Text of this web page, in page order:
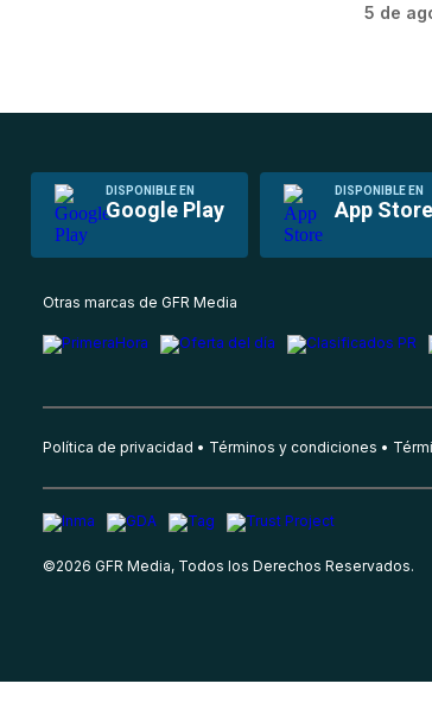
5 de
DISPONIBLE EN
Google Play
DISPONIBLE EN
App Store
Otras marcas de GFR Media
Política de privacidad Términos y condiciones
©2026 GFR Media, Todos los Derechos Reservados.